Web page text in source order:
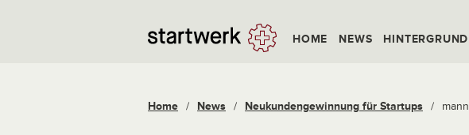
HOME NEWS HINTERGRUND
Home / News / Neukundengewinnung für Startups / mann